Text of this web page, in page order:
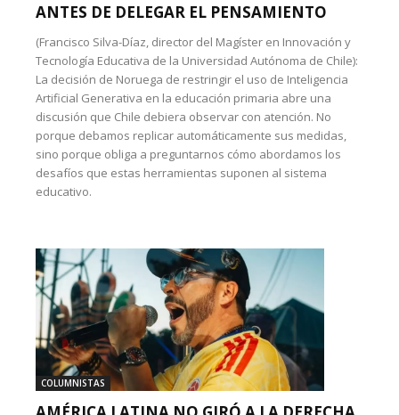
ANTES DE DELEGAR EL PENSAMIENTO
(Francisco Silva-Díaz, director del Magíster en Innovación y
Tecnología Educativa de la Universidad Autónoma de Chile):
La decisión de Noruega de restringir el uso de Inteligencia
Artificial Generativa en la educación primaria abre una
discusión que Chile debiera observar con atención. No
porque debamos replicar automáticamente sus medidas,
sino porque obliga a preguntarnos cómo abordamos los
desafíos que estas herramientas suponen al sistema
educativo.
COLUMNISTAS